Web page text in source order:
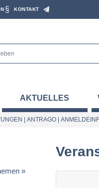
KONTAKT
AKTUELLES
ANTRAGO|